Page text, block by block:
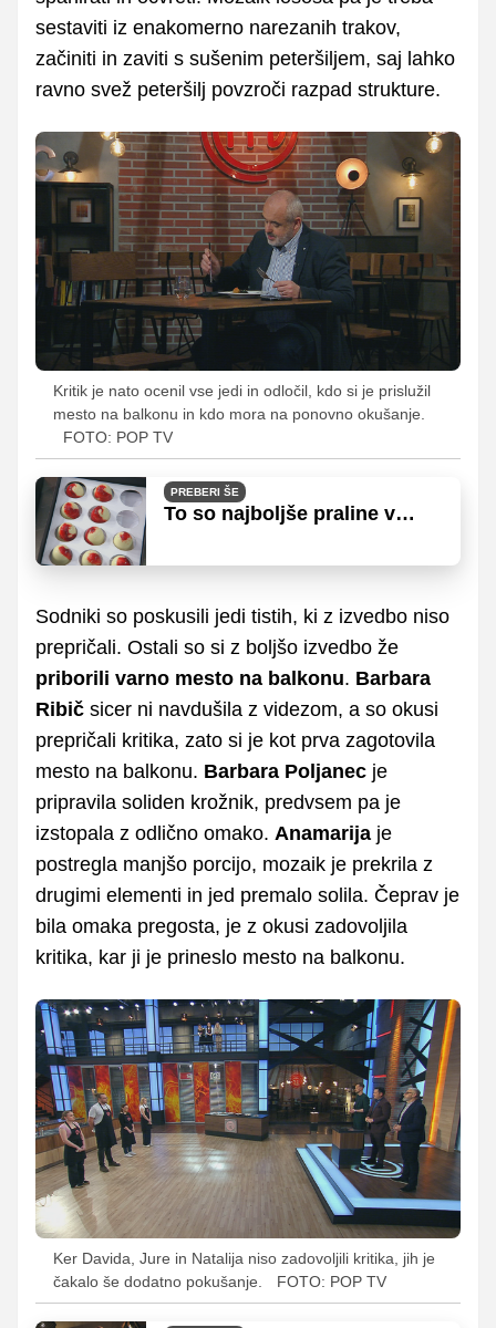
sestaviti iz enakomerno narezanih trakov,
začiniti in zaviti s sušenim peteršiljem, saj lahko
ravno svež peteršilj povzroči razpad strukture.
Kritik je nato ocenil vse jedi in odločil, kdo si je prislužil
mesto na balkonu in kdo mora na ponovno okušanje.
FOTO: POP TV
PREBERI ŠE
To so najboljše praline v
Sodniki so poskusili jedi tistih, ki z izvedbo niso
prepričali. Ostali so si z boljšo izvedbo že
priborili varno mesto na balkonu. Barbara
Ribič sicer ni navdušila z videzom, a so okusi
prepričali kritika, zato si je kot prva zagotovila
mesto na balkonu. Barbara Poljanec je
pripravila soliden krožnik, predvsem pa je
izstopala z odlično omako. Anamarija je
postregla manjšo porcijo, mozaik je prekrila z
drugimi elementi in jed premalo solila. Čeprav je
bila omaka pregosta, je z okusi zadovoljila
kritika, kar ji je prineslo mesto na balkonu.
Ker Davida, Jure in Natalija niso zadovoljili kritika, jih je
čakalo še dodatno pokušanje.
FOTO: POP TV